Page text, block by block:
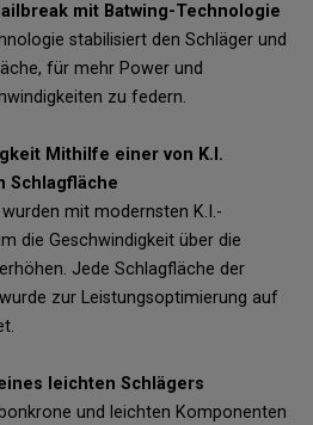
mit Batwing-Technologie
stabilisiert den Schläger und
für mehr Power und
zu federn.
Mithilfe einer von K.I.
Schlagfläche
mit modernsten K.I.-
die Geschwindigkeit über die
Jede Schlagfläche der
zur Leistungsoptimierung auf
leichten Schlägers
und leichten Komponenten